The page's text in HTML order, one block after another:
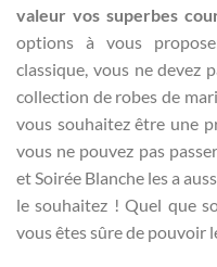
valeur vos superbes
options à vous
classique, vous ne devez
collection de robes de
vous souhaitez être une
vous ne pouvez pas
et Soirée Blanche les a
le souhaitez ! Quel que
vous êtes sûre de pouvoir